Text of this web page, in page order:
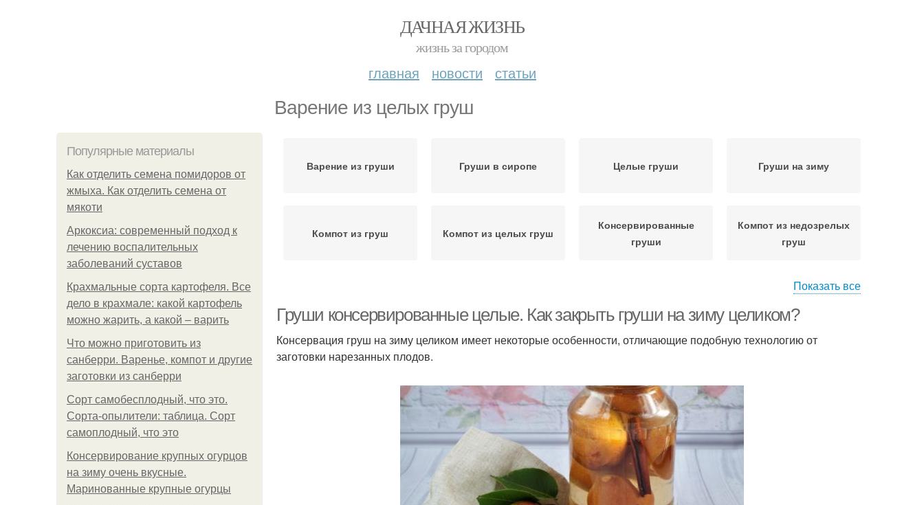
ДАЧНАЯ ЖИЗНЬ
жизнь за городом
главная новости статьи
Варение из целых груш
Популярные материалы
Как отделить семена помидоров от
жмыха. Как отделить семена от
мякоти
Аркоксиа: современный подход к
лечению воспалительных
заболеваний суставов
Крахмальные сорта картофеля. Все
дело в крахмале: какой картофель
можно жарить, а какой – варить
Что можно приготовить из
санберри. Варенье, компот и другие
заготовки из санберри
Сорт самобесплодный, что это.
Сорта-опылители: таблица. Сорт
самоплодный, что это
Консервирование крупных огурцов
на зиму очень вкусные.
Маринованные крупные огурцы
Варение из груши Груши в сиропе Целые груши Груши на зиму
Компот из груш Компот из целых груш
Консервированные
груши
Компот из недозрелых
груш
Груши с апельсинами Пряные груши Груши к мясу
Показать все
Груши консервированные целые. Как закрыть груши на зиму целиком?
Консервация груш на зиму целиком имеет некоторые особенности, отличающие подобную технологию от
заготовки нарезанных плодов.